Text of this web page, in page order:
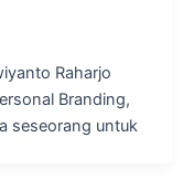
Raharjo
Branding,
seseorang untuk